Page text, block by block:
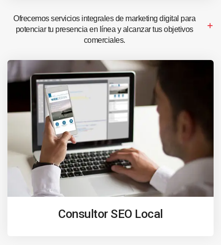
Ofrecemos servicios integrales de marketing digital para
potenciar tu presencia en línea y alcanzar tus objetivos
comerciales.
Consultor SEO Local